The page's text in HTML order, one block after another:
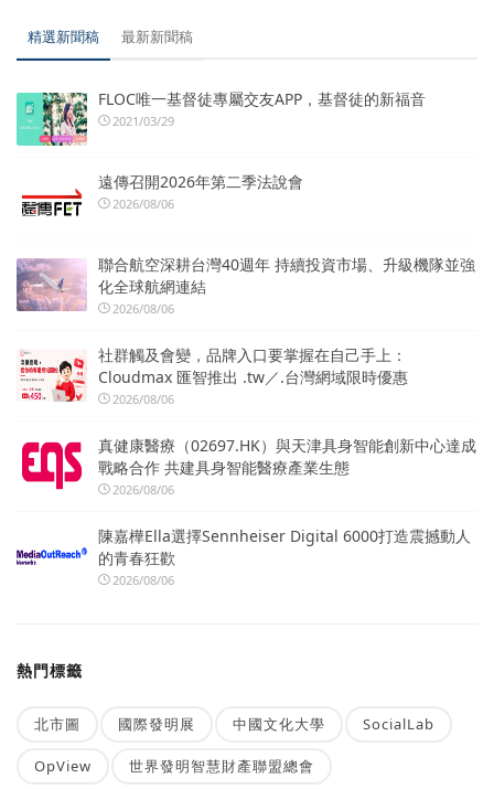
精選新聞稿 最新新聞稿
FLOC唯一基督徒專屬交友APP，基督徒的新福音
2021/03/29
遠傳召開2026年第二季法說會
2026/08/06
聯合航空深耕台灣40週年 持續投資市場、升級機隊並強
化全球航網連結
2026/08/06
社群觸及會變，品牌入口要掌握在自己手上：
Cloudmax 匯智推出 .tw／.台灣網域限時優惠
2026/08/06
真健康醫療（02697.HK）與天津具身智能創新中心達成
戰略合作 共建具身智能醫療產業生態
2026/08/06
陳嘉樺Ella選擇Sennheiser Digital 6000打造震撼動人
的青春狂歡
2026/08/06
熱門標籤
北市圖 國際發明展 中國文化大學 SocialLab
OpView 世界發明智慧財產聯盟總會